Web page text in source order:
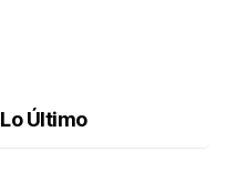
Lo Último